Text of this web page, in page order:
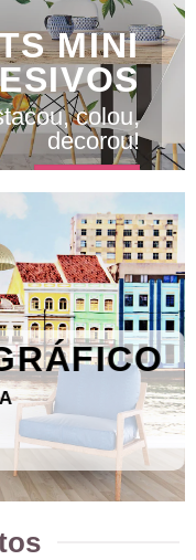
MINI
colou,
decorou!